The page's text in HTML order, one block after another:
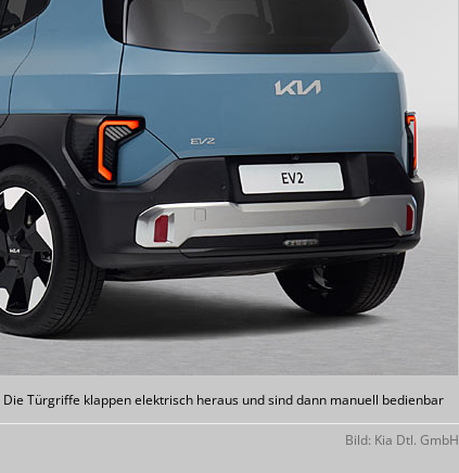
Türgriffe klappen elektrisch heraus und sind dann manuell bedienbar
Bild: Kia Dtl. GmbH